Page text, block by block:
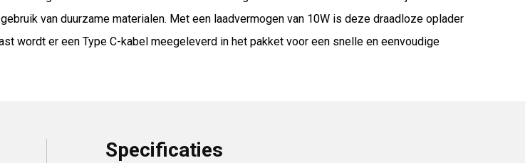
van duurzame materialen. Met een laadvermogen van 10W is deze draadloze oplader
wordt er een Type C-kabel meegeleverd in het pakket voor een snelle en eenvoudige
Specificaties